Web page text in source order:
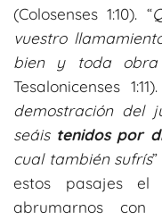
(Colosenses 1:10). “
vuestro
bien y toda
Tesalonicenses
demostración del
seáis tenidos por
cual también sufrís
estos pasajes
abrumarnos